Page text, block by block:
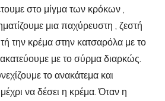
στο μίγμα των κρόκων ,
μια παχύρευστη , ζεστή
την κρέμα στην κατσαρόλα με το
με το σύρμα διαρκώς.
το ανακάτεμα και
να δέσει η κρέμα. Όταν η